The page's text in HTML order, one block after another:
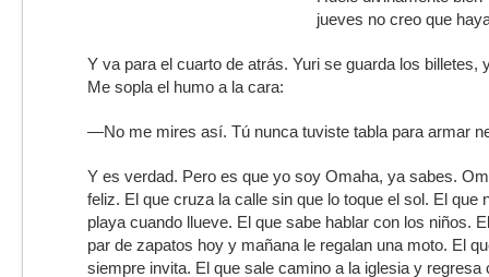
jueves no creo que
Y va para el cuarto de atrás. Yuri se guarda los billetes,
Me sopla el humo a la cara:
—No me mires así. Tú nunca tuviste tabla para armar
Y es verdad. Pero es que yo soy Omaha, ya sabes.
feliz. El que cruza la calle sin que lo toque el sol. El que
playa cuando llueve. El que sabe hablar con los niños.
par de zapatos hoy y mañana le regalan una moto. El
siempre invita. El que sale camino a la iglesia y regresa